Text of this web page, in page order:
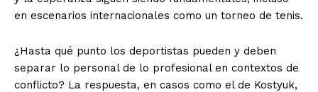
en escenarios internacionales como un torneo de tenis.
¿Hasta qué punto los deportistas pueden y deben
separar lo personal de lo profesional en contextos de
conflicto? La respuesta, en casos como el de Kostyuk,